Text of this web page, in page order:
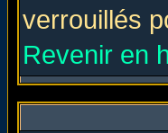
verrouillés
Revenir en